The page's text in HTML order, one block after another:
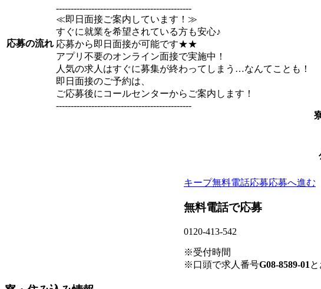
応募の流れ
----------------------------------------------
≪即日面接ご案内しています！≫
すぐに就業を希望されている方も安心♪
応募から即日面接が可能です★★
アプリ不要のオンライン面接で実施中！
人気の求人はすぐに募集が終わってしまう…なんてことも！
即日面接のご予約は、
ご応募後にコールセンターからご案内します！
----------------------------------------------
キープ無料電話応募応募へ進む
無料電話で応募
0120-413-542
※受付時間
※口頭で求人番号G08-8589-01